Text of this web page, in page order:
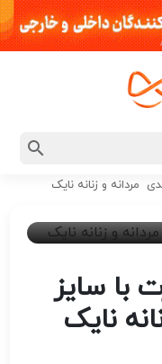
مردانه و زنانه نایک
با سایز
نایک